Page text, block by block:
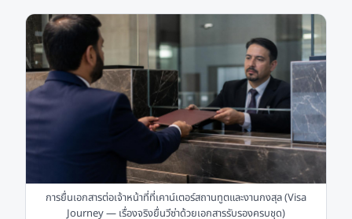
การยื่นเอกสารต่อเจ้าหน้าที่ที่เคาน์เตอร์สถานทูตและงานกงสุล (Visa
Journey — เรื่องจริงยื่นวีซ่าด้วยเอกสารรับรองครบชุด)